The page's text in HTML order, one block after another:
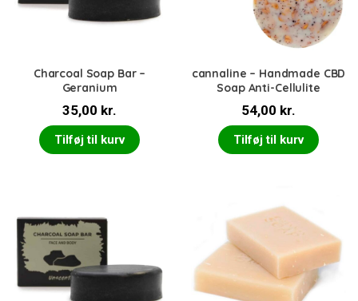
Charcoal Soap Bar –
Geranium
35,00 kr.
Tilføj til kurv
cannaline – Handmade CBD
Soap Anti-Cellulite
54,00 kr.
Tilføj til kurv